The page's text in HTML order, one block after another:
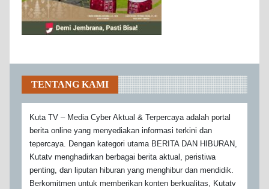
TENTANG KAMI
Kuta TV – Media Cyber Aktual & Terpercaya adalah portal
berita online yang menyediakan informasi terkini dan
tepercaya. Dengan kategori utama BERITA DAN HIBURAN,
Kutatv menghadirkan berbagai berita aktual, peristiwa
penting, dan liputan hiburan yang menghibur dan mendidik.
Berkomitmen untuk memberikan konten berkualitas, Kutatv